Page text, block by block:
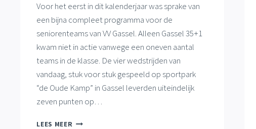
Voor het eerst in dit kalenderjaar was sprake van
een bijna compleet programma voor de
seniorenteams van VV Gassel. Alleen Gassel 35+1
kwam niet in actie vanwege een oneven aantal
teams in de klasse. De vier wedstrijden van
vandaag, stuk voor stuk gespeeld op sportpark
“de Oude Kamp” in Gassel leverden uiteindelijk
zeven punten op…
LEES MEER GASSEL